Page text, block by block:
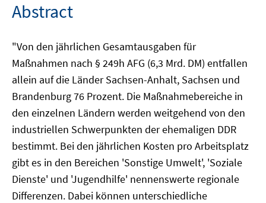
Abstract
"Von den jährlichen Gesamtausgaben für
Maßnahmen nach § 249h AFG (6,3 Mrd. DM) entfallen
allein auf die Länder Sachsen-Anhalt, Sachsen und
Brandenburg 76 Prozent. Die Maßnahmebereiche in
den einzelnen Ländern werden weitgehend von den
industriellen Schwerpunkten der ehemaligen DDR
bestimmt. Bei den jährlichen Kosten pro Arbeitsplatz
gibt es in den Bereichen 'Sonstige Umwelt', 'Soziale
Dienste' und 'Jugendhilfe' nennenswerte regionale
Differenzen. Dabei können unterschiedliche